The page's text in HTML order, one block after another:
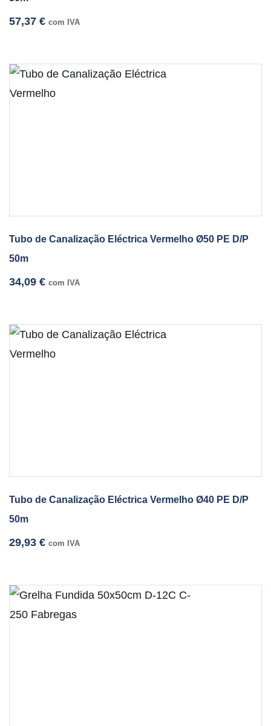
57,37 € com IVA
Tubo de Canalização Eléctrica Vermelho Ø50 PE D/P
50m
34,09 € com IVA
Tubo de Canalização Eléctrica Vermelho Ø40 PE D/P
50m
29,93 € com IVA